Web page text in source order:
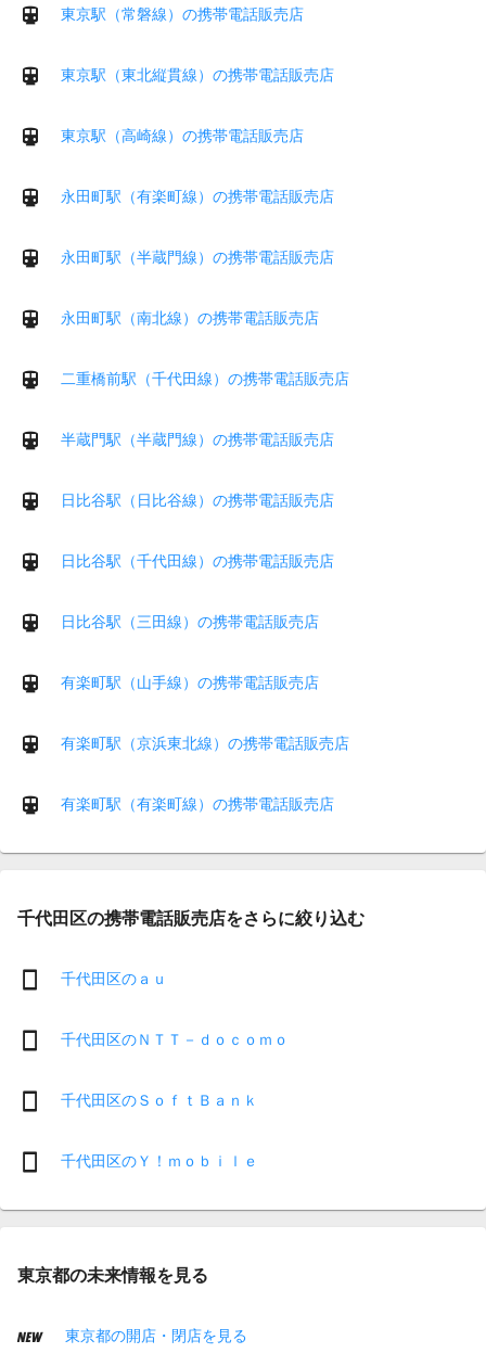
東京駅（常磐線）の携帯電話販売店
東京駅（東北縦貫線）の携帯電話販売店
東京駅（高崎線）の携帯電話販売店
永田町駅（有楽町線）の携帯電話販売店
永田町駅（半蔵門線）の携帯電話販売店
永田町駅（南北線）の携帯電話販売店
二重橋前駅（千代田線）の携帯電話販売店
半蔵門駅（半蔵門線）の携帯電話販売店
日比谷駅（日比谷線）の携帯電話販売店
日比谷駅（千代田線）の携帯電話販売店
日比谷駅（三田線）の携帯電話販売店
有楽町駅（山手線）の携帯電話販売店
有楽町駅（京浜東北線）の携帯電話販売店
有楽町駅（有楽町線）の携帯電話販売店
千代田区の携帯電話販売店をさらに絞り込む
千代田区のａｕ
千代田区のＮＴＴ－ｄｏｃｏｍｏ
千代田区のＳｏｆｔＢａｎｋ
千代田区のＹ！ｍｏｂｉｌｅ
東京都の未来情報を見る
東京都の開店・閉店を見る